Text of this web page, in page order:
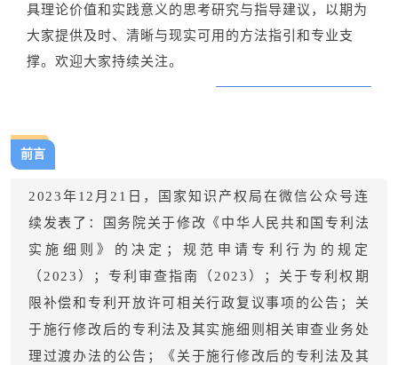
具理论价值和实践意义的思考研究与指导建议，以期为
大家提供及时、清晰与现实可用的方法指引和专业支
撑。欢迎大家持续关注。
前言
2023年12月21日，国家知识产权局在微信公众号连
续发表了：国务院关于修改《中华人民共和国专利法
实施细则》的决定；规范申请专利行为的规定
（2023）；专利审查指南（2023）；关于专利权期
限补偿和专利开放许可相关行政复议事项的公告；关
于施行修改后的专利法及其实施细则相关审查业务处
理过渡办法的公告；《关于施行修改后的专利法及其